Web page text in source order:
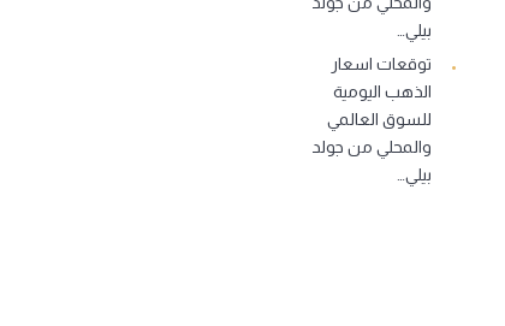
بيلي…
توقعات اسعار
الذهب اليومية
للسوق العالمي
والمحلي من جولد
بيلي…